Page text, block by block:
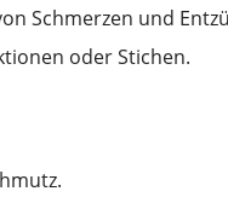
Schmerzen und
oder Stichen.